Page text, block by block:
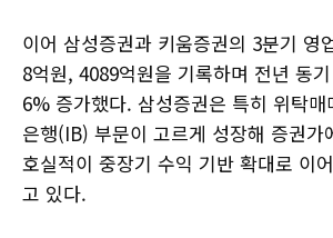
이어 삼성증권과 키움증권의 3분기 영
8억원, 4089억원을 기록하며 전년 동
6% 증가했다. 삼성증권은 특히 위탁
은행(IB) 부문이 고르게 성장해 증권가
호실적이 중장기 수익 기반 확대로 이
고 있다.